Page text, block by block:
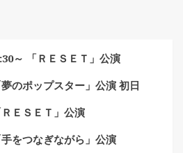
～ 「ＲＥＳＥＴ」公演
のポップスター」公演 初日
ＥＳＥＴ」公演
をつなぎながら」公演